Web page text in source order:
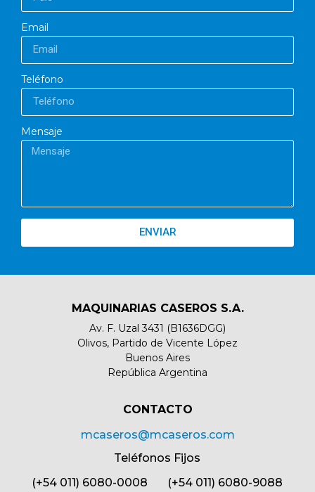
Email
Teléfono
Mensaje
ENVIAR
MAQUINARIAS CASEROS S.A.
Av. F. Uzal 3431 (B1636DGG)
Olivos, Partido de Vicente López
Buenos Aires
República Argentina
CONTACTO​
mcaseros@mcaseros.com
Teléfonos Fijos
(+54 011) 6080-0008 (+54 011) 6080-9088